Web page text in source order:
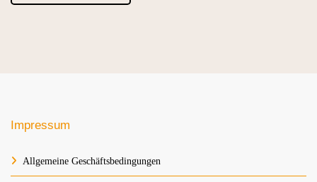
Impressum
Allgemeine Geschäftsbedingungen